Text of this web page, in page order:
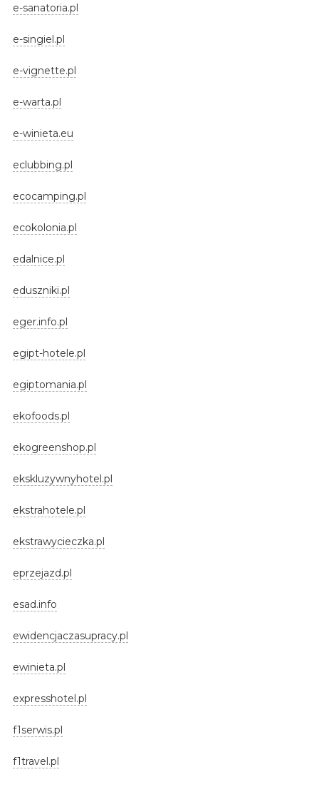
e-sanatoria.pl
e-singiel.pl
e-vignette.pl
e-warta.pl
e-winieta.eu
eclubbing.pl
ecocamping.pl
ecokolonia.pl
edalnice.pl
eduszniki.pl
eger.info.pl
egipt-hotele.pl
egiptomania.pl
ekofoods.pl
ekogreenshop.pl
ekskluzywnyhotel.pl
ekstrahotele.pl
ekstrawycieczka.pl
eprzejazd.pl
esad.info
ewidencjaczasupracy.pl
ewinieta.pl
expresshotel.pl
f1serwis.pl
f1travel.pl